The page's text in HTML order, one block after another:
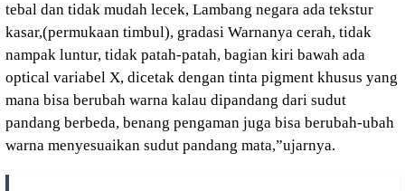
tebal dan tidak mudah lecek, Lambang negara ada tekstur
kasar,(permukaan timbul), gradasi Warnanya cerah, tidak
nampak luntur, tidak patah-patah, bagian kiri bawah ada
optical variabel X, dicetak dengan tinta pigment khusus yang
mana bisa berubah warna kalau dipandang dari sudut
pandang berbeda, benang pengaman juga bisa berubah-ubah
warna menyesuaikan sudut pandang mata,”ujarnya.